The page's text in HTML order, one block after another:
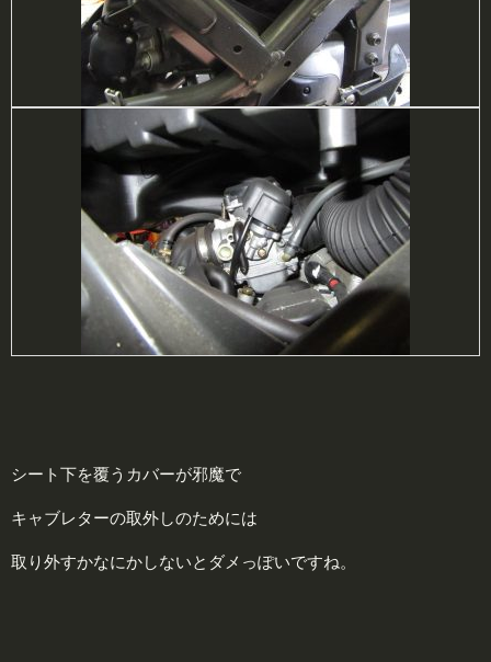
シート下を覆うカバーが邪魔で
キャブレターの取外しのためには
取り外すかなにかしないとダメっぽいですね。